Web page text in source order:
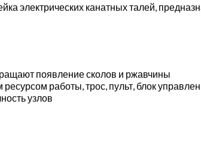
электрических канатных талей,
появление сколов и ржавчины
работы, трос, пульт, блок
узлов